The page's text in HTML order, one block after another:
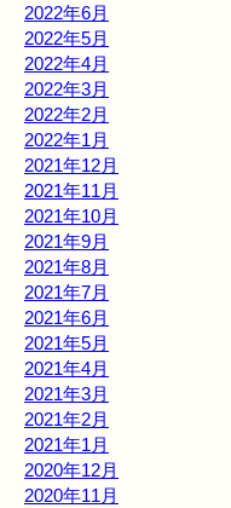
2022年6月
2022年5月
2022年4月
2022年3月
2022年2月
2022年1月
2021年12月
2021年11月
2021年10月
2021年9月
2021年8月
2021年7月
2021年6月
2021年5月
2021年4月
2021年3月
2021年2月
2021年1月
2020年12月
2020年11月